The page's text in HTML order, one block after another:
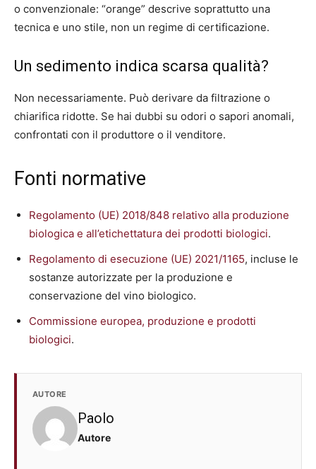
o convenzionale: “orange” descrive soprattutto una
tecnica e uno stile, non un regime di certificazione.
Un sedimento indica scarsa qualità?
Non necessariamente. Può derivare da filtrazione o
chiarifica ridotte. Se hai dubbi su odori o sapori anomali,
confrontati con il produttore o il venditore.
Fonti normative
Regolamento (UE) 2018/848 relativo alla produzione
biologica e all’etichettatura dei prodotti biologici.
Regolamento di esecuzione (UE) 2021/1165, incluse le
sostanze autorizzate per la produzione e
conservazione del vino biologico.
Commissione europea, produzione e prodotti
biologici.
AUTORE
Paolo
Autore